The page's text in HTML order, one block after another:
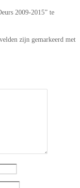
2009-2015” te
zijn gemarkeerd met